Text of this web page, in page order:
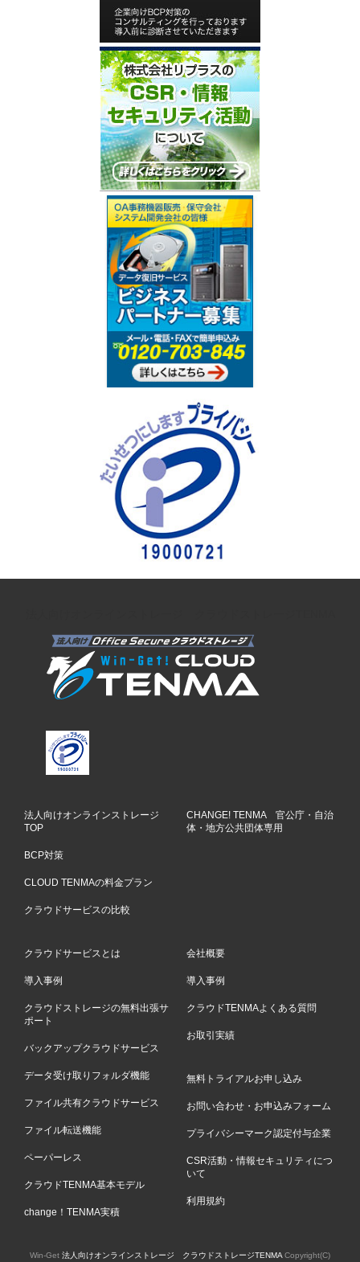
法人向けオンラインストレージ
TOP
BCP対策
CLOUD TENMAの料金プラン
クラウドサービスの比較
CHANGE! TENMA 官公庁・自治
体・地方公共団体専用
クラウドサービスとは
導入事例
クラウドストレージの無料出張サ
ポート
バックアップクラウドサービス
データ受け取りフォルダ機能
ファイル共有クラウドサービス
ファイル転送機能
ペーパーレス
クラウドTENMA基本モデル
change！TENMA実積
会社概要
導入事例
クラウドTENMAよくある質問
お取引実績
無料トライアルお申し込み
お問い合わせ・お申込みフォーム
プライバシーマーク認定付与企業
CSR活動・情報セキュリティにつ
いて
利用規約
Win-Get 法人向けオンラインストレージ クラウドストレージTENMA Copyright(C)